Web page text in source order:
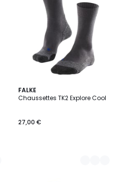
FALKE
Chaussettes TK2 Explore Cool
27,00 €
8
Couleurs